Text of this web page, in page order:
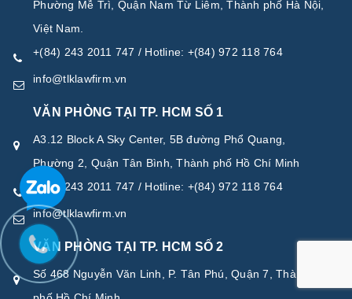
Phường Mễ Trì, Quận Nam Từ Liêm, Thành phố Hà Nội,
Việt Nam.
+(84) 243 2011 747 / Hotline: +(84) 972 118 764
info@tlklawfirm.vn
VĂN PHÒNG TẠI TP. HCM SỐ 1
A3.12 Block A Sky Center, 5B đường Phổ Quang,
Phường 2, Quận Tân Bình, Thành phố Hồ Chí Minh
+(84) 243 2011 747 / Hotline: +(84) 972 118 764
info@tlklawfirm.vn
VĂN PHÒNG TẠI TP. HCM SỐ 2
Số 468 Nguyễn Văn Linh, P. Tân Phú, Quận 7, Thành